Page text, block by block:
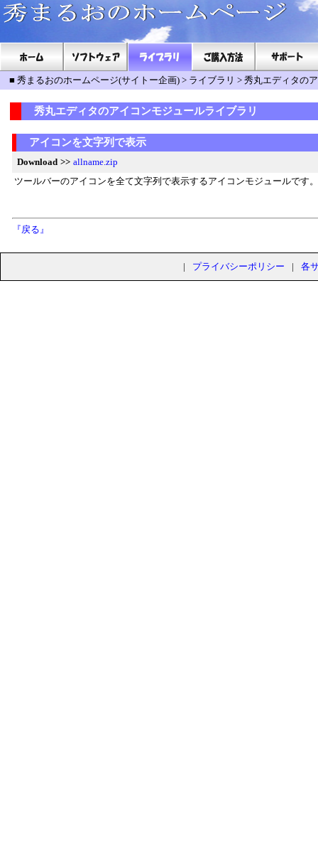
■ 秀まるおのホームページ(サイトー企画) > ライブラリ > 秀丸エディタの
秀丸エディタのアイコンモジュールライブラリ
アイコンを文字列で表示
Download >> allname.zip
ツールバーのアイコンを全て文字列で表示するアイコンモジュールです。
『戻る』
| プライバシーポリシー | 各